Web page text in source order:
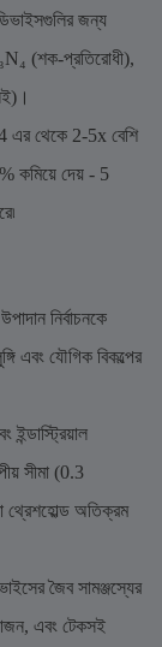
জন্য
(শক-প্রতিরোধী),
এর থেকে 2-5x বেশি
কমিয়ে দেয় - 5
নির্বাচনকে
এবং যৌগিক বিকল্পের
সীমা (0.3
অতিক্রম
জৈব সামঞ্জস্যের
এবং টেকসই